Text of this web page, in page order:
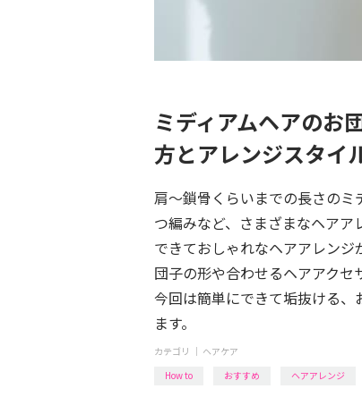
ミディアムヘアのお
方とアレンジスタイ
肩～鎖骨くらいまでの長さのミ
つ編みなど、さまざまなヘア
できておしゃれなヘアアレン
団子の形や合わせるヘアアクセ
今回は簡単にできて垢抜ける
ます。
カテゴリ ｜ ヘアケア
How to
おすすめ ヘアアレンジ